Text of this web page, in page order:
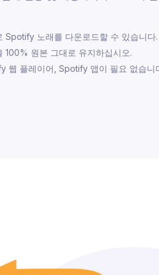
Spotify 노래를 다운로드할 수 있습니다.
100% 원본 그대로 유지하십시오.
웹 플레이어, Spotify 앱이 필요 없습니